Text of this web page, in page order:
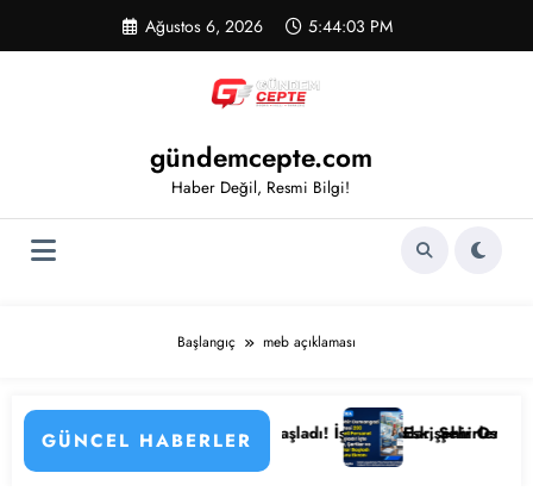
Ağustos 6, 2026 5:44:03 PM
gündemcepte.com
Haber Değil, Resmi Bilgi!
Başlangıç meb açıklaması
GÜNCEL HABERLER
DetaylarıPersonel Alımı Başladı! İşte Kadrolar, Şehirler ve Başvuru
Eskişehir Osmangazi